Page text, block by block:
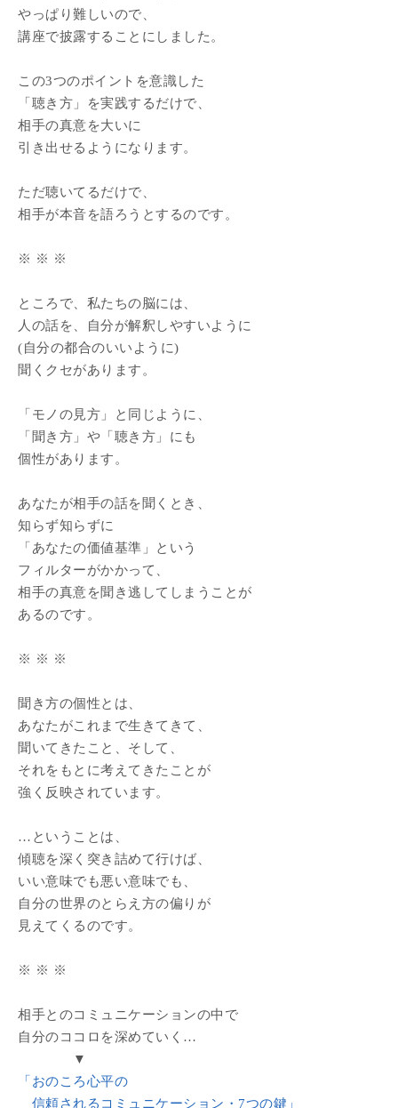
やっぱり難しいので、
講座で披露することにしました。
この3つのポイントを意識した
「聴き方」を実践するだけで、
相手の真意を大いに
引き出せるようになります。
ただ聴いてるだけで、
相手が本音を語ろうとするのです。
※ ※ ※
ところで、私たちの脳には、
人の話を、自分が解釈しやすいように
(自分の都合のいいように)
聞くクセがあります。
「モノの見方」と同じように、
「聞き方」や「聴き方」にも
個性があります。
あなたが相手の話を聞くとき、
知らず知らずに
「あなたの価値基準」という
フィルターがかかって、
相手の真意を聞き逃してしまうことが
あるのです。
※ ※ ※
聞き方の個性とは、
あなたがこれまで生きてきて、
聞いてきたこと、そして、
それをもとに考えてきたことが
強く反映されています。
…ということは、
傾聴を深く突き詰めて行けば、
いい意味でも悪い意味でも、
自分の世界のとらえ方の偏りが
見えてくるのです。
※ ※ ※
相手とのコミュニケーションの中で
自分のココロを深めていく…
▼
「おのころ心平の
信頼されるコミュニケーション・7つの鍵」